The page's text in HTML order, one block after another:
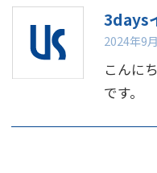
2024年9
こんに
です